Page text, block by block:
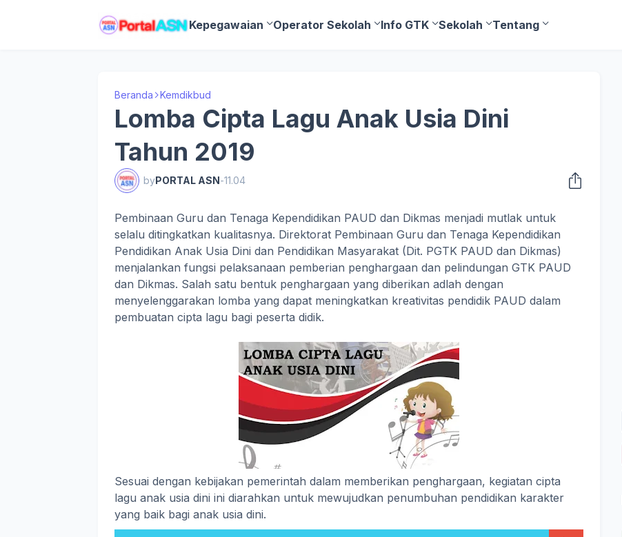
Kepegawaian Operator Sekolah Info GTK Sekolah Tentang
Beranda Kemdikbud
Lomba Cipta Lagu Anak Usia Dini
Tahun 2019
byPORTAL ASN-11.04
Pembinaan Guru dan Tenaga Kependidikan PAUD dan Dikmas menjadi mutlak untuk
selalu ditingkatkan kualitasnya. Direktorat Pembinaan Guru dan Tenaga Kependidikan
Pendidikan Anak Usia Dini dan Pendidikan Masyarakat (Dit. PGTK PAUD dan Dikmas)
menjalankan fungsi pelaksanaan pemberian penghargaan dan pelindungan GTK PAUD
dan Dikmas. Salah satu bentuk penghargaan yang diberikan adlah dengan
menyelenggarakan lomba yang dapat meningkatkan kreativitas pendidik PAUD dalam
pembuatan cipta lagu bagi peserta didik.
Sesuai dengan kebijakan pemerintah dalam memberikan penghargaan, kegiatan cipta
lagu anak usia dini ini diarahkan untuk mewujudkan penumbuhan pendidikan karakter
yang baik bagi anak usia dini.